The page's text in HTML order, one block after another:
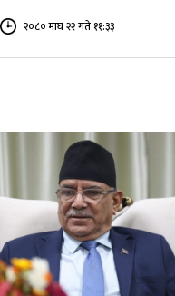
२०८० माघ २२ गते ११:३३